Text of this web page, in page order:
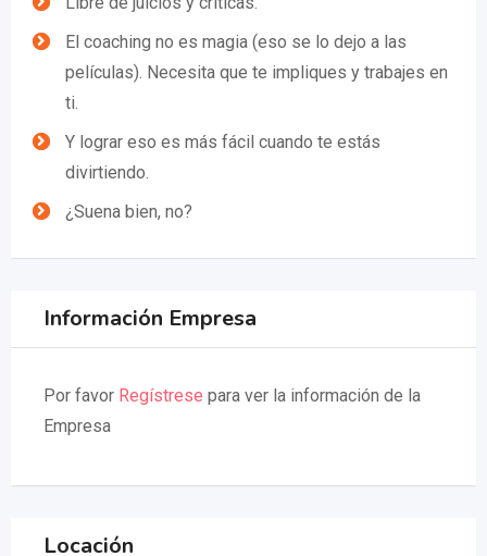
El coaching no es magia (eso se lo dejo a las
películas). Necesita que te impliques y trabajes en
ti.
Y lograr eso es más fácil cuando te estás
divirtiendo.
¿Suena bien, no?
Información Empresa
Por favor Regístrese para ver la información de la
Empresa
Locación